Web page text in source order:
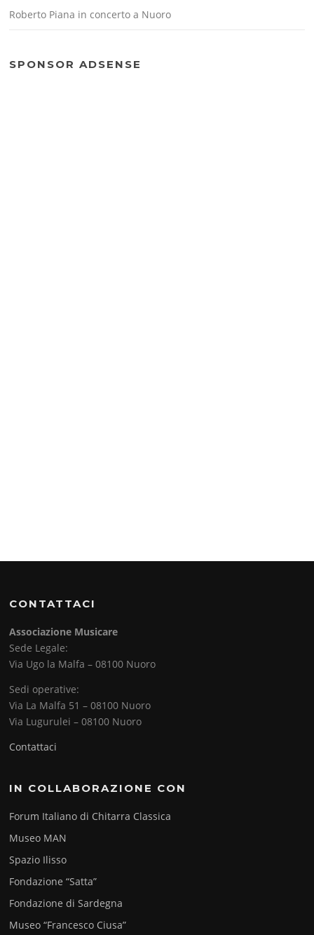
Roberto Piana in concerto a Nuoro
SPONSOR ADSENSE
CONTATTACI
Associazione Musicare
Sede Legale:
Via Ugo la Malfa – 08100 Nuoro
Sedi operative:
Via La Malfa 51 – 08100 Nuoro
Via Lugurulei – 08100 Nuoro
Contattaci
IN COLLABORAZIONE CON
Forum Italiano di Chitarra Classica
Museo MAN
Spazio Ilisso
Fondazione “Satta”
Fondazione di Sardegna
Museo “Francesco Ciusa”